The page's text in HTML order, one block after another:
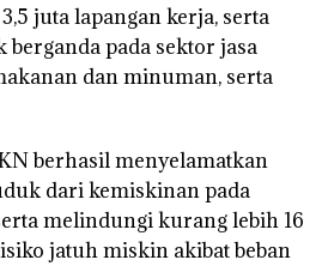
juta lapangan kerja, serta
pada sektor jasa
dan minuman, serta
berhasil menyelamatkan
dari kemiskinan pada
melindungi kurang lebih 16
jatuh miskin akibat beban